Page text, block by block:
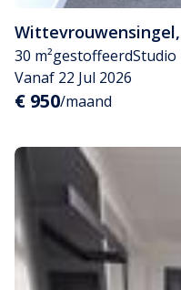
Wittevrouwensingel,
30 m²gestoffeerdStudio
Vanaf 22 Jul 2026
€ 950/maand